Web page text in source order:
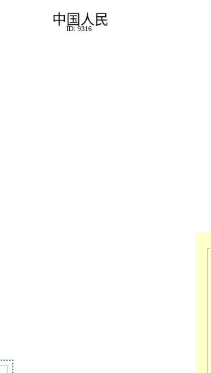
中国人民
ID: 9316